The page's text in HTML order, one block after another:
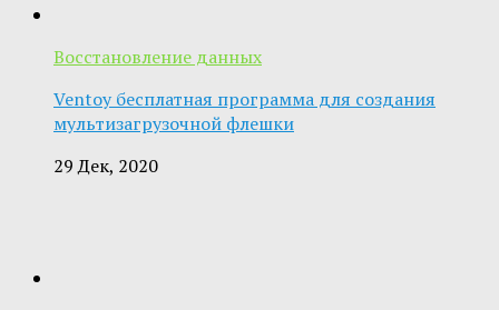
Восстановление данных
Ventoy бесплатная программа для создания
мультизагрузочной флешки
29 Дек, 2020